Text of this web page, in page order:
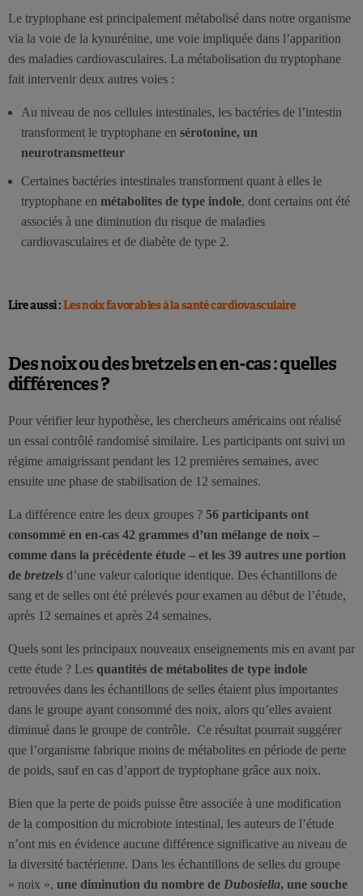
Le tryptophane est principalement métabolisé dans notre organisme
via la voie de la kynurénine, une voie impliquée dans l’apparition
des maladies cardiovasculaires. La métabolisation du tryptophane
fait intervenir deux autres voies :
Au niveau de nos cellules intestinales, les bactéries de l’intestin
transforment le tryptophane en sérotonine, un
neurotransmetteur
Certaines bactéries intestinales transforment quant à elles le
tryptophane en métabolites de type indole, dont certains ont été
associés à une diminution du risque de maladies
cardiovasculaires et de diabète de type 2.
Lire aussi :Les noix favorables à la santé cardiovasculaire
Des noix ou des bretzels en en-cas : quelles
différences ?
Pour vérifier leur hypothèse, les chercheurs américains ont réalisé
un essai contrôlé randomisé similaire. Les participants ont suivi un
régime amaigrissant pendant les 12 premières semaines, avec
ensuite une phase de stabilisation de 12 semaines.
La différence entre les deux groupes ? 56 participants ont
consommé en en-cas 42 grammes d’un mélange de noix –
comme dans la précédente étude – et les 39 autres une portion
de bretzels d’une valeur calorique identique. Des échantillons de
sang et de selles ont été prélevés pour examen au début de l’étude,
après 12 semaines et après 24 semaines.
Quels sont les principaux nouveaux enseignements mis en avant par
cette étude ? Les quantités de métabolites de type indole
retrouvées dans les échantillons de selles étaient plus importantes
dans le groupe ayant consommé des noix, alors qu’elles avaient
diminué dans le groupe de contrôle. Ce résultat pourrait suggérer
que l’organisme fabrique moins de métabolites en période de perte
de poids, sauf en cas d’apport de tryptophane grâce aux noix.
Bien que la perte de poids puisse être associée à une modification
de la composition du microbiote intestinal, les auteurs de l’étude
n’ont mis en évidence aucune différence significative au niveau de
la diversité bactérienne. Dans les échantillons de selles du groupe
« noix », une diminution du nombre de Dubosiella, une souche